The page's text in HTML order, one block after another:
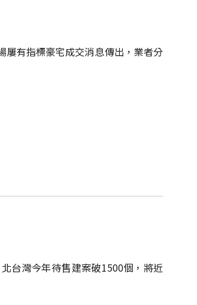
屢有指標豪宅成交消息傳出，業者分
台灣今年待售建案破1500個，將近